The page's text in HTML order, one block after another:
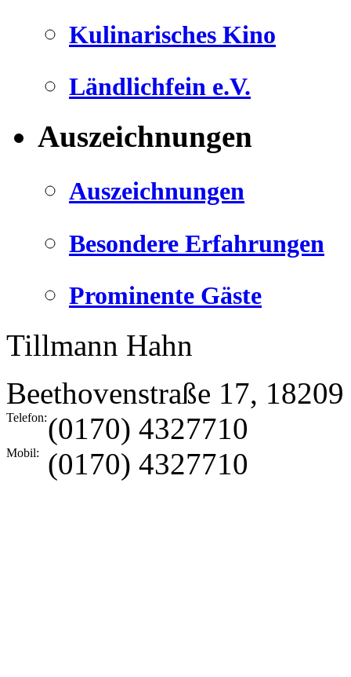
Kulinarisches Kino
Ländlichfein e.V.
Auszeichnungen
Auszeichnungen
Besondere Erfahrungen
Prominente Gäste
Tillmann Hahn
Beethovenstraße 17, 18209
Telefon:(0170) 4327710
Mobil: (0170) 4327710